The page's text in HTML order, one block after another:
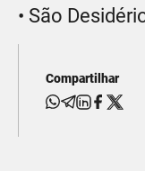
• São
Compartilhar